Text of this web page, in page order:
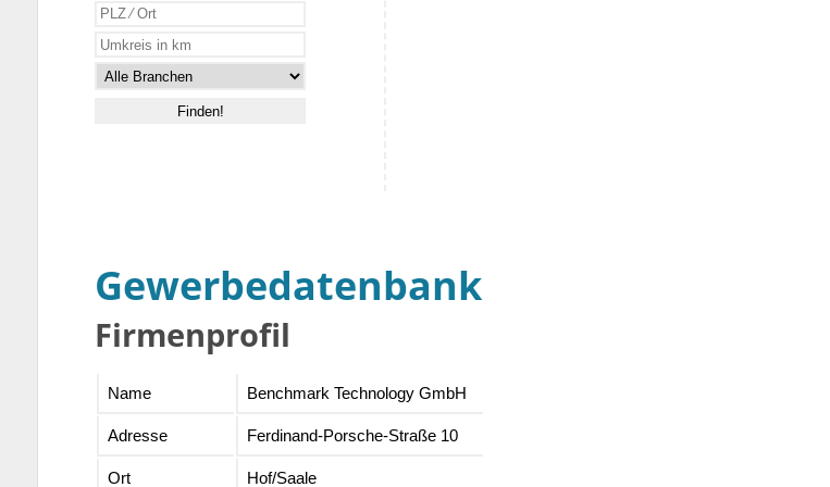
Gewerbedatenbank
Firmenprofil
Name Benchmark Technology GmbH
Adresse Ferdinand-Porsche-Straße 10
Ort Hof/Saale